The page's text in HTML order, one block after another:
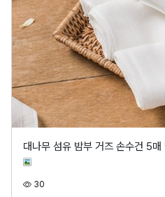
대나무 섬유 밤부 거즈 손수건 5
30